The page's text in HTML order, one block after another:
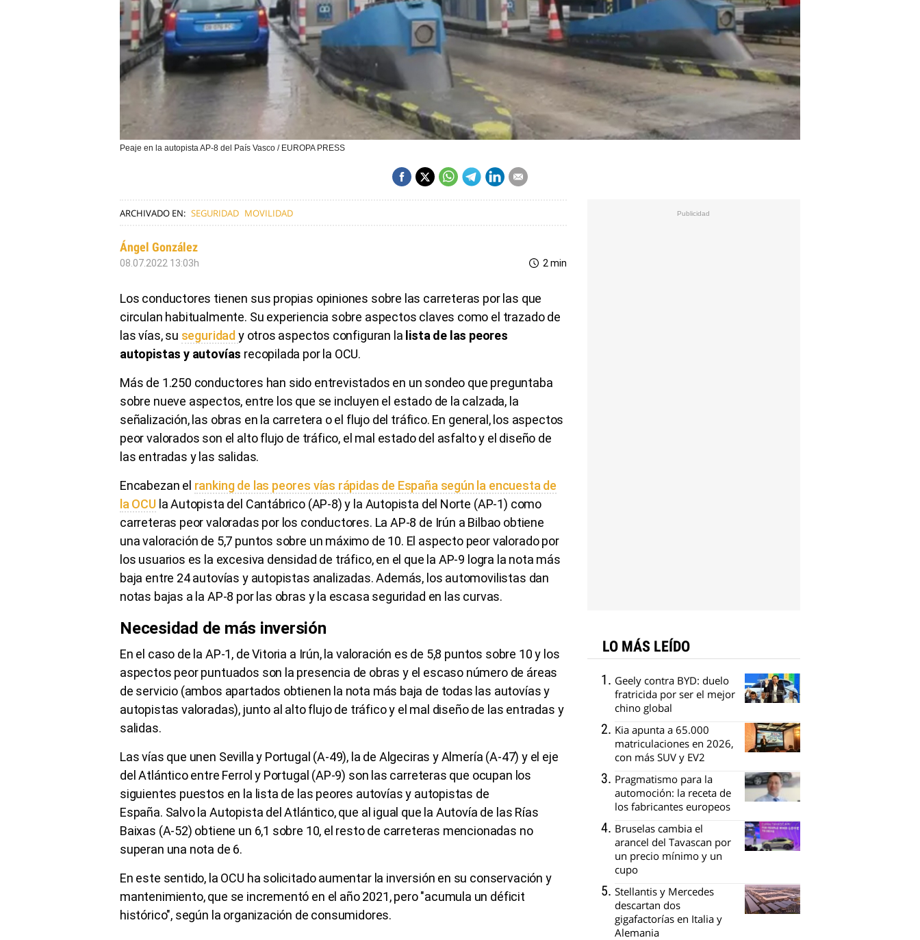
Peaje en la autopista AP-8 del País Vasco / EUROPA PRESS
ARCHIVADO EN: SEGURIDAD MOVILIDAD
Ángel González
08.07.2022 13:03h 2 min
Los conductores tienen sus propias opiniones sobre las carreteras por las que
circulan habitualmente. Su experiencia sobre aspectos claves como el trazado de
las vías, su seguridady otros aspectos configuran la lista de las peores
autopistas y autovías recopilada por la OCU.
Más de 1.250 conductores han sido entrevistados en un sondeo que preguntaba
sobre nueve aspectos, entre los que se incluyen el estado de la calzada, la
señalización, las obras en la carretera o el flujo del tráfico. En general, los aspectos
peor valorados son el alto flujo de tráfico, el mal estado del asfalto y el diseño de
las entradas y las salidas.
Encabezan el ranking de las peores vías rápidas de España según la encuesta de
la OCUla Autopista del Cantábrico (AP-8) y la Autopista del Norte (AP-1) como
carreteras peor valoradas por los conductores. La AP-8 de Irún a Bilbao obtiene
una valoración de 5,7 puntos sobre un máximo de 10. El aspecto peor valorado por
los usuarios es la excesiva densidad de tráfico, en el que la AP-9 logra la nota más
baja entre 24 autovías y autopistas analizadas. Además, los automovilistas dan
notas bajas a la AP-8 por las obras y la escasa seguridad en las curvas.
Necesidad de más inversión
En el caso de la AP-1, de Vitoria a Irún, la valoración es de 5,8 puntos sobre 10 y los
aspectos peor puntuados son la presencia de obras y el escaso número de áreas
de servicio (ambos apartados obtienen la nota más baja de todas las autovías y
autopistas valoradas), junto al alto flujo de tráfico y el mal diseño de las entradas y
salidas.
Las vías que unen Sevilla y Portugal (A-49), la de Algeciras y Almería (A-47) y el eje
del Atlántico entre Ferrol y Portugal (AP-9) son las carreteras que ocupan los
siguientes puestos en la lista de las peores autovías y autopistas de
España. Salvo la Autopista del Atlántico, que al igual que la Autovía de las Rías
Baixas (A-52) obtiene un 6,1 sobre 10, el resto de carreteras mencionadas no
superan una nota de 6.
En este sentido, la OCU ha solicitado aumentar la inversión en su conservación y
mantenimiento, que se incrementó en el año 2021, pero "acumula un déficit
histórico", según la organización de consumidores.
LO MÁS LEÍDO
Geely contra BYD: duelo
fratricida por ser el mejor
chino global
Kia apunta a 65.000
matriculaciones en 2026,
con más SUV y EV2
Pragmatismo para la
automoción: la receta de
los fabricantes europeos
Bruselas cambia el
arancel del Tavascan por
un precio mínimo y un
cupo
Stellantis y Mercedes
descartan dos
gigafactorías en Italia y
Alemania